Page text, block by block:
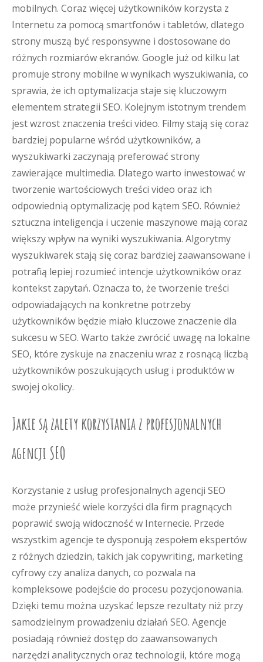
mobilnych. Coraz więcej użytkowników korzysta z
Internetu za pomocą smartfonów i tabletów, dlatego
strony muszą być responsywne i dostosowane do
różnych rozmiarów ekranów. Google już od kilku lat
promuje strony mobilne w wynikach wyszukiwania, co
sprawia, że ich optymalizacja staje się kluczowym
elementem strategii SEO. Kolejnym istotnym trendem
jest wzrost znaczenia treści video. Filmy stają się coraz
bardziej popularne wśród użytkowników, a
wyszukiwarki zaczynają preferować strony
zawierające multimedia. Dlatego warto inwestować w
tworzenie wartościowych treści video oraz ich
odpowiednią optymalizację pod kątem SEO. Również
sztuczna inteligencja i uczenie maszynowe mają coraz
większy wpływ na wyniki wyszukiwania. Algorytmy
wyszukiwarek stają się coraz bardziej zaawansowane i
potrafią lepiej rozumieć intencje użytkowników oraz
kontekst zapytań. Oznacza to, że tworzenie treści
odpowiadających na konkretne potrzeby
użytkowników będzie miało kluczowe znaczenie dla
sukcesu w SEO. Warto także zwrócić uwagę na lokalne
SEO, które zyskuje na znaczeniu wraz z rosnącą liczbą
użytkowników poszukujących usług i produktów w
swojej okolicy.
Jakie są zalety korzystania z profesjonalnych
agencji SEO
Korzystanie z usług profesjonalnych agencji SEO
może przynieść wiele korzyści dla firm pragnących
poprawić swoją widoczność w Internecie. Przede
wszystkim agencje te dysponują zespołem ekspertów
z różnych dziedzin, takich jak copywriting, marketing
cyfrowy czy analiza danych, co pozwala na
kompleksowe podejście do procesu pozycjonowania.
Dzięki temu można uzyskać lepsze rezultaty niż przy
samodzielnym prowadzeniu działań SEO. Agencje
posiadają również dostęp do zaawansowanych
narzędzi analitycznych oraz technologii, które mogą